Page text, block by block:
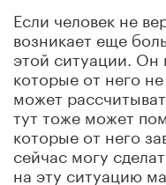
Если человек не
возникает еще
этой ситуации. Он
которые от него
может
тут тоже может
которые от него
сейчас могу
на эту ситуацию